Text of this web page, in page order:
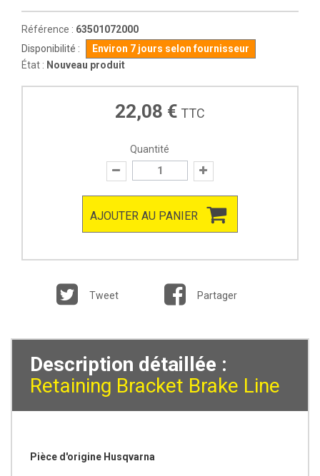
Référence : 63501072000
Disponibilité :
Environ 7 jours selon fournisseur
État : Nouveau produit
22,08 € TTC
Quantité
AJOUTER AU PANIER
Tweet Partager
Description détaillée :
Retaining Bracket Brake Line
Pièce d'origine Husqvarna